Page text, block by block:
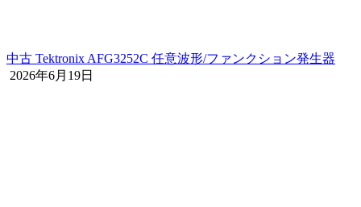
中古 Tektronix AFG3252C 任意波形/ファンクション発生器
2026年6月19日